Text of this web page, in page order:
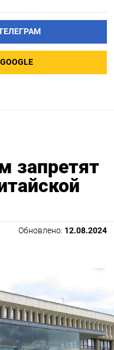
запретят
Обновлено: 12.08.2024